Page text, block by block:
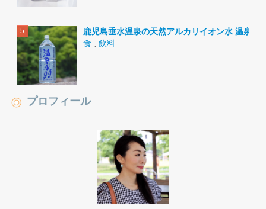
鹿児島垂水温泉の天然アルカリイオン水 温泉水
食
飲料
プロフィール